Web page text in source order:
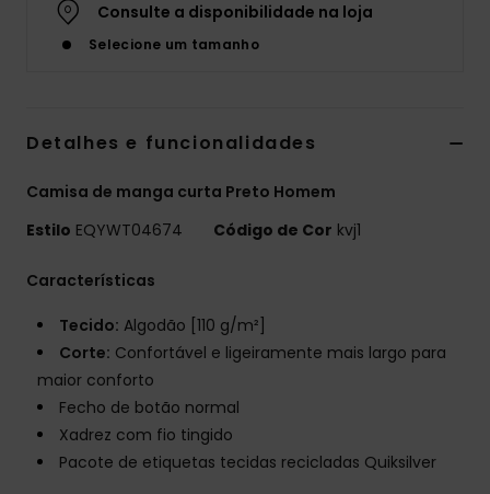
Consulte a disponibilidade na loja
Selecione um tamanho
Detalhes e funcionalidades
Camisa de manga curta Preto Homem
Estilo EQYWT04674 Código de Cor kvj1
Características
Tecido: Algodão [110 g/m²]
Corte: Confortável e ligeiramente mais largo para
maior conforto
Fecho de botão normal
Xadrez com fio tingido
Pacote de etiquetas tecidas recicladas Quiksilver